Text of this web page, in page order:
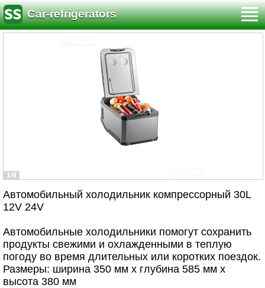
Car-refrigerators
1/4
Автомобильный холодильник компрессорный 30L
12V 24V
Автомобильные холодильники помогут сохранить
продукты свежими и охлажденными в теплую
погоду во время длительных или коротких поездок.
Размеры: ширина 350 мм x глубина 585 мм x
высота 380 мм